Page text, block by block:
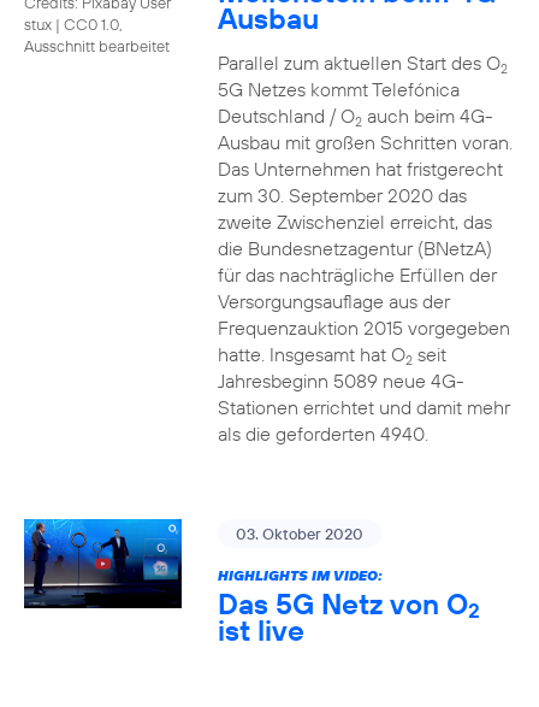
stux | CC0 1.0,
Ausschnitt bearbeitet
Ausbau
Parallel zum aktuellen Start des O2
5G Netzes kommt Telefónica
Deutschland / O2auch beim 4G-
Ausbau mit großen Schritten voran.
Das Unternehmen hat fristgerecht
zum 30. September 2020 das
zweite Zwischenziel erreicht, das
die Bundesnetzagentur (BNetzA)
für das nachträgliche Erfüllen der
Versorgungsauflage aus der
Frequenzauktion 2015 vorgegeben
hatte. Insgesamt hat O2seit
Jahresbeginn 5089 neue 4G-
Stationen errichtet und damit mehr
als die geforderten 4940.
03. Oktober 2020
HIGHLIGHTS IM VIDEO:
Das 5G Netz von O2
ist live